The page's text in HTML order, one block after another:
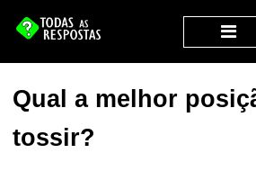
Qual a melhor
tossir?